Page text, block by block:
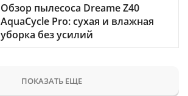
Обзор пылесоса Dreame Z40
AquaCycle Pro: сухая и влажная
уборка без усилий
ПОКАЗАТЬ ЕЩЕ